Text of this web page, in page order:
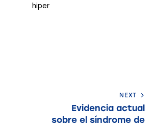
hiper
NEXT
Evidencia actual
sobre el síndrome de